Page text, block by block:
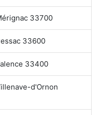
33700
33600
33400
d'Ornon